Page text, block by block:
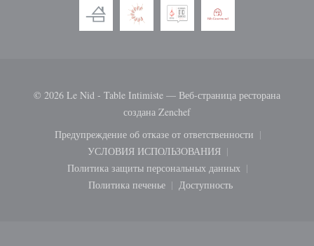
© 2026 Le Nid - Table Intimiste — Веб-страница ресторана
создана Zenchef((открывается в новом окне))
Предупреждение об отказе от ответственности
((открывается в новом окне))
УСЛОВИЯ ИСПОЛЬЗОВАНИЯ
((открывается в новом окне))
Политика защиты персональных данных
((открывается в новом окне))
Политика печенье
((открывается в новом окне))
Доступность
((открывается в новом